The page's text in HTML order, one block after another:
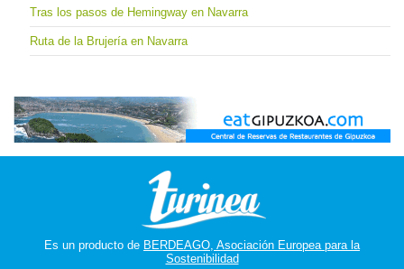
Tras los pasos de Hemingway en Navarra
Ruta de la Brujería en Navarra
Es un producto de BERDEAGO, Asociación Europea para la
Sostenibilidad